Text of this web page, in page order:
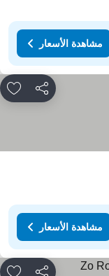
مشاهدة الأسعار
مشاركة
مشاهدة الأسعار